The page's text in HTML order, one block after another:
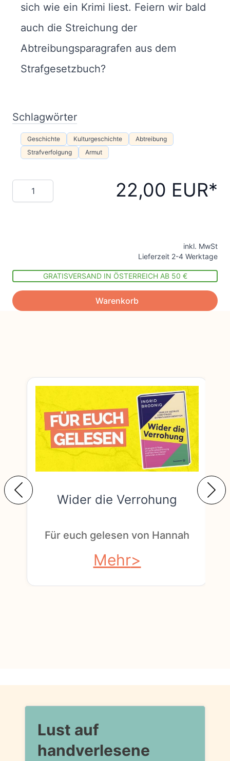
sich wie ein Krimi liest. Feiern wir bald
auch die Streichung der
Abtreibungsparagrafen aus dem
Strafgesetzbuch?
Schlagwörter
Geschichte Kulturgeschichte
Abtreibung
Strafverfolgung
Armut
Menge 22,00 EUR
inkl. MwSt
Lieferzeit 2-4 Werktage
GRATISVERSAND IN ÖSTERREICH AB 50 €
Warenkorb
Wider die Verrohung
Für euch gelesen von Hannah
Mehr
Lust auf
handverlesene